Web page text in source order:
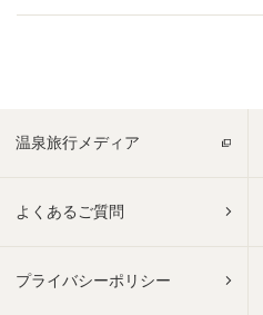
温泉旅行メディア
よくあるご質問
プライバシーポリシー